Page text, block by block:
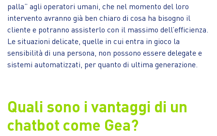
palla” agli operatori umani, che nel momento del loro
intervento avranno già ben chiaro di cosa ha bisogno il
cliente e potranno assisterlo con il massimo dell’efficienza.
Le situazioni delicate, quelle in cui entra in gioco la
sensibilità di una persona, non possono essere delegate e
sistemi automatizzati, per quanto di ultima generazione.
Quali sono i vantaggi di un
chatbot come Gea?